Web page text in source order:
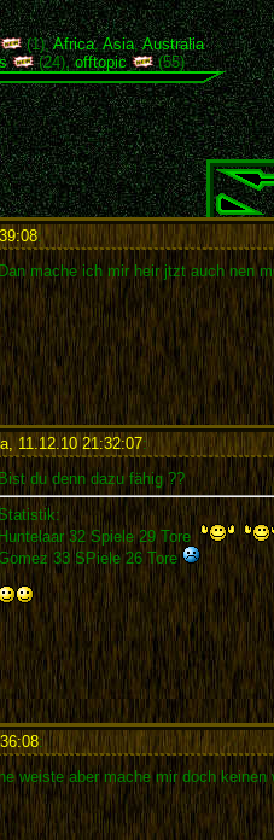
(1),Africa,Asia,Australia
(24),offtopic (55)
:
mache ich mir heir jtzt auch nen
11.12.10 21:32:07:
du denn dazu fähig ??
Huntelaar 32 Spiele 29 Tore
33 SPiele 26 Tore
:
weiste aber mache mir doch